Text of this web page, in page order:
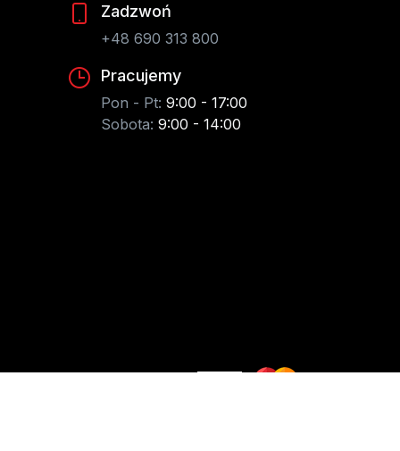
Zadzwoń
+48 690 313 800
Pracujemy
Pon - Pt: 9:00 - 17:00
Sobota: 9:00 - 14:00